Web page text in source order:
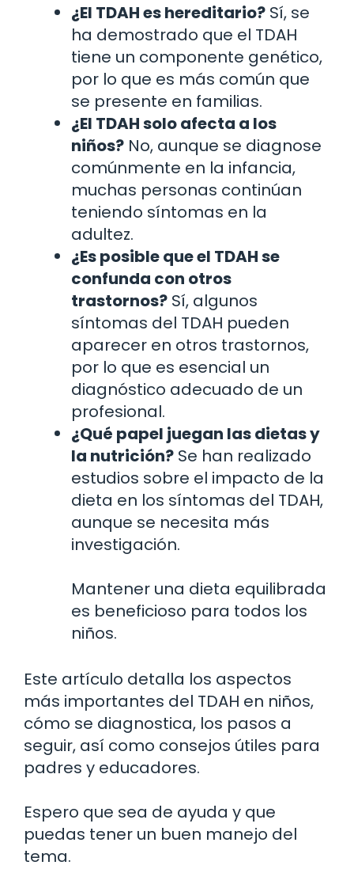
¿El TDAH es hereditario? Sí, se
ha demostrado que el TDAH
tiene un componente genético,
por lo que es más común que
se presente en familias.
¿El TDAH solo afecta a los
niños? No, aunque se diagnose
comúnmente en la infancia,
muchas personas continúan
teniendo síntomas en la
adultez.
¿Es posible que el TDAH se
confunda con otros
trastornos? Sí, algunos
síntomas del TDAH pueden
aparecer en otros trastornos,
por lo que es esencial un
diagnóstico adecuado de un
profesional.
¿Qué papel juegan las dietas y
la nutrición? Se han realizado
estudios sobre el impacto de la
dieta en los síntomas del TDAH,
aunque se necesita más
investigación.
Mantener una dieta equilibrada
es beneficioso para todos los
niños.
Este artículo detalla los aspectos
más importantes del TDAH en niños,
cómo se diagnostica, los pasos a
seguir, así como consejos útiles para
padres y educadores.
Espero que sea de ayuda y que
puedas tener un buen manejo del
tema.